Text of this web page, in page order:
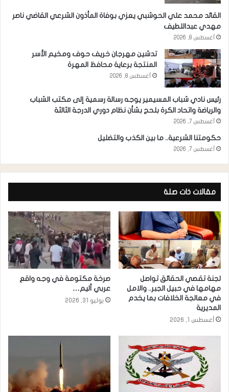
القائد محمد علي الحوشبي يعزي بوفاة المأذون الشرعي القاضي ناصر
مهدي عبداللطيف
أغسطس 8, 2026
تدشين مهرجان خريف حوف ومخيم الأسر
المنتجة برعاية محافظ المهرة
أغسطس 8, 2026
رئيس نادي شباب المسيمير يوجه رسالة رسمية إلى مكتب الشباب
والرياضة واتحاد الكرة بلحج بشأن نظام دوري الدرجة الثالثة
أغسطس 7, 2026
حكومتنا الشرعية.. ما بين الكذب والتضليل
أغسطس 7, 2026
مقالات ذات صلة
لجنة تقصي الحقائق تواصل
مهامها في حبيل الجبر.. والامل
في معالجة الخلافات بما يخدم
المديرية
أغسطس 1, 2026
صرخة مكتومة في وجه واقع
عربي أليم…
يوليو 31, 2026